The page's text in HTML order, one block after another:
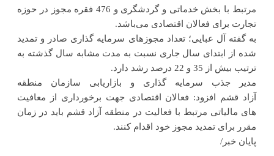
مرتبط با بخش خدماتی و گردشگری و 476 فقره مجوز در حوزه
تجارت برای فعالان اقتصادی می‌باشد.
به گفته آل عبایی؛ تعداد مجوزهای سرمایه گذاری صادر و تمدید
شده از ابتدای سال جاری نسبت به مدت مشابه سال گذشته به
ترتیب بیش از 35 و 22 درصد رشد دارد.
مدیر جذب سرمایه گذاری و بازاریابی سازمان منطقه
آزاد قشم افزود: فعالان اقتصادی جهت برخورداری از معافیت
های مالیاتی مرتبط با فعالیت در منطقه آزاد قشم باید در زمان
مقرر برای تمدید مجوز خود اقدام کنند.
پایان خبر/